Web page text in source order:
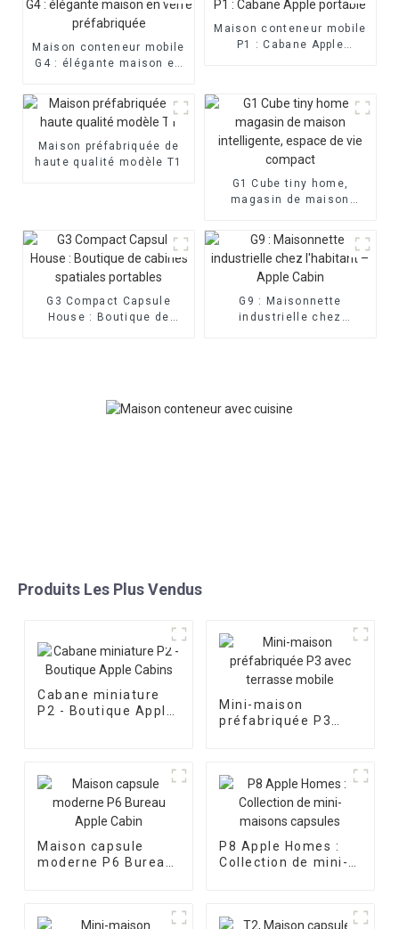
Maison conteneur mobile
G4 : élégante maison en
Maison conteneur mobile
P1 : Cabane Apple
Maison préfabriquée de
haute qualité modèle T1
G1 Cube tiny home,
magasin de maison
vie compact
G3 Compact Capsule
House : Boutique de
G9 : Maisonnette
industrielle chez
Produits Les Plus Vendus
Cabane miniature
P2 - Boutique Apple
Mini-maison
préfabriquée P3
Maison capsule
moderne P6 Bureau
P8 Apple Homes :
Collection de mini-